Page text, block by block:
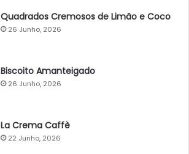
Quadrados Cremosos de Limão e Coco
26 Junho, 2026
Biscoito Amanteigado
26 Junho, 2026
La Crema Caffè
22 Junho, 2026